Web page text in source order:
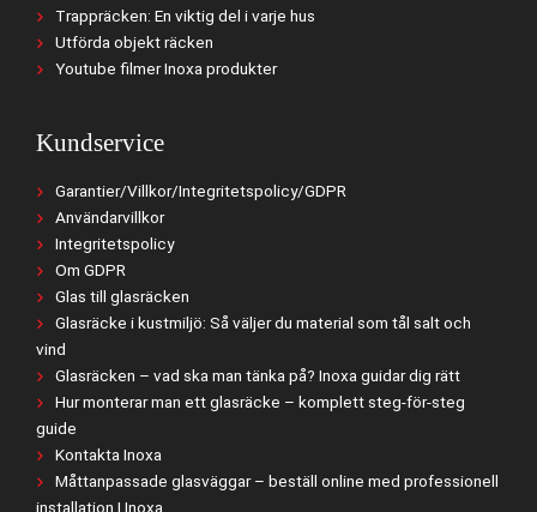
Trappräcken: En viktig del i varje hus
Utförda objekt räcken
Youtube filmer Inoxa produkter
Kundservice
Garantier/Villkor/Integritetspolicy/GDPR
Användarvillkor
Integritetspolicy
Om GDPR
Glas till glasräcken
Glasräcke i kustmiljö: Så väljer du material som tål salt och
vind
Glasräcken – vad ska man tänka på? Inoxa guidar dig rätt
Hur monterar man ett glasräcke – komplett steg-för-steg
guide
Kontakta Inoxa
Måttanpassade glasväggar – beställ online med professionell
installation | Inoxa